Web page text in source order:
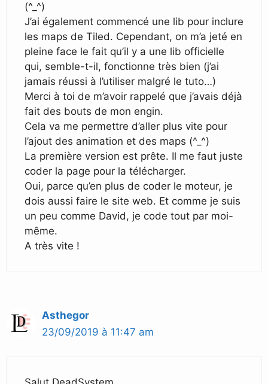
(^_^)
J’ai également commencé une lib pour inclure
les maps de Tiled. Cependant, on m’a jeté en
pleine face le fait qu’il y a une lib officielle
qui, semble-t-il, fonctionne très bien (j’ai
jamais réussi à l’utiliser malgré le tuto…)
Merci à toi de m’avoir rappelé que j’avais déjà
fait des bouts de mon engin.
Cela va me permettre d’aller plus vite pour
l’ajout des animation et des maps (^_^)
La première version est prête. Il me faut juste
coder la page pour la télécharger.
Oui, parce qu’en plus de coder le moteur, je
dois aussi faire le site web. Et comme je suis
un peu comme David, je code tout par moi-
même.
A très vite !
Asthegor
23/09/2019 à 11:47 am